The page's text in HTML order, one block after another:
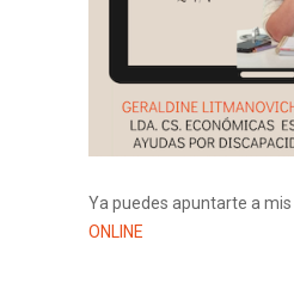
Ya puedes apuntarte a mis
ONLINE